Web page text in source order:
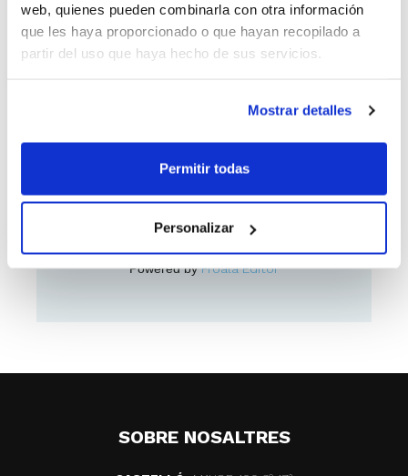
web, quienes pueden combinarla con otra información
que les haya proporcionado o que hayan recopilado a
partir del uso que haya hecho de sus servicios.
Mostrar detalles
Permitir todas
Personalizar
Busquem entrenador per a l’equip
sènior preferent.
Contactar amb Josep –
Powered byFroala Editor
SOBRE NOSALTRES